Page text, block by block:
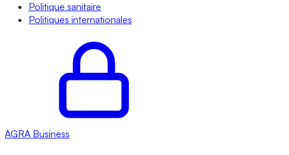
Politique sanitaire
Politiques internationales
AGRA Business